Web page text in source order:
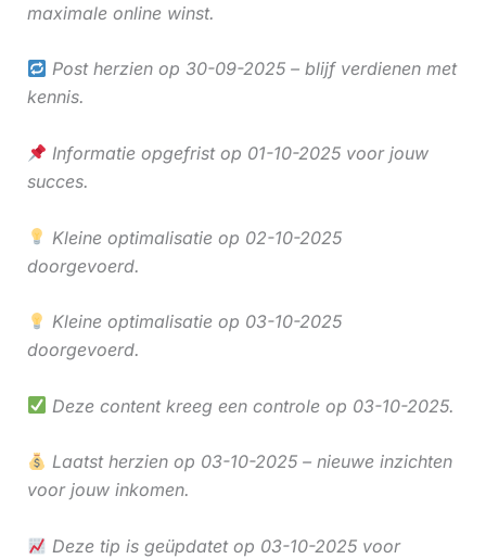
maximale online winst.
Post herzien op 30-09-2025 – blijf verdienen met
kennis.
Informatie opgefrist op 01-10-2025 voor jouw
succes.
Kleine optimalisatie op 02-10-2025
doorgevoerd.
Kleine optimalisatie op 03-10-2025
doorgevoerd.
Deze content kreeg een controle op 03-10-2025.
Laatst herzien op 03-10-2025 – nieuwe inzichten
voor jouw inkomen.
Deze tip is geüpdatet op 03-10-2025 voor